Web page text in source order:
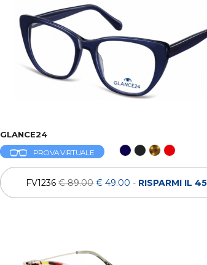
GLANCE24
PROVA VIRTUALE
FV1236€ 89.00 € 49.00 - RISPARMI IL